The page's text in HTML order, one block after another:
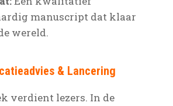
manuscript dat klaar
wereld.
& Lancering
verdient lezers. In de